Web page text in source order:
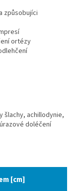
způsobujíci
ortézy
šlachy, achillodynie,
doléčení
[cm]